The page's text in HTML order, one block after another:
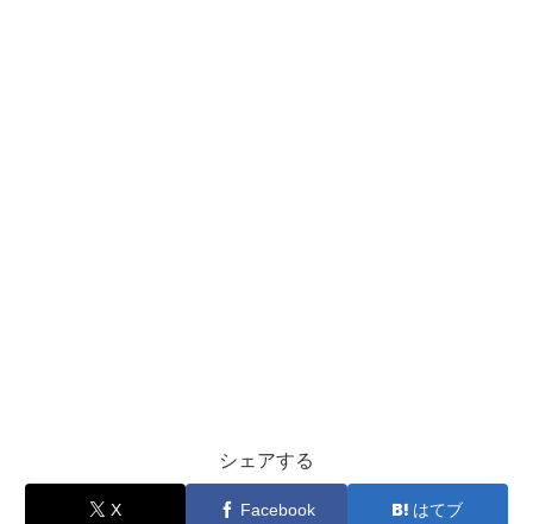
シェアする
X Facebook はてブ